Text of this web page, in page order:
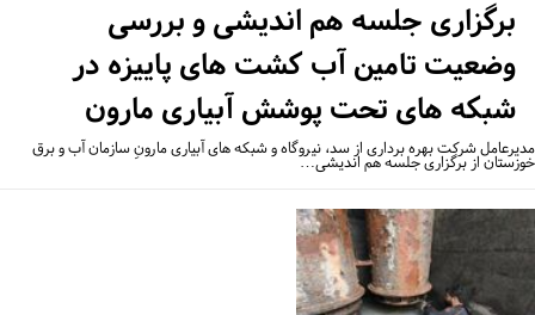
برگزاری جلسه هم اندیشی و بررسی
وضعیت تامین آب کشت های پاییزه در
شبکه های تحت پوشش آبیاری مارون
شرکت بهره برداری از سد، نیروگاه و شبکه های آبیاری مارونِ سازمان آب و برق
از برگزاری جلسه هم اندیشی…